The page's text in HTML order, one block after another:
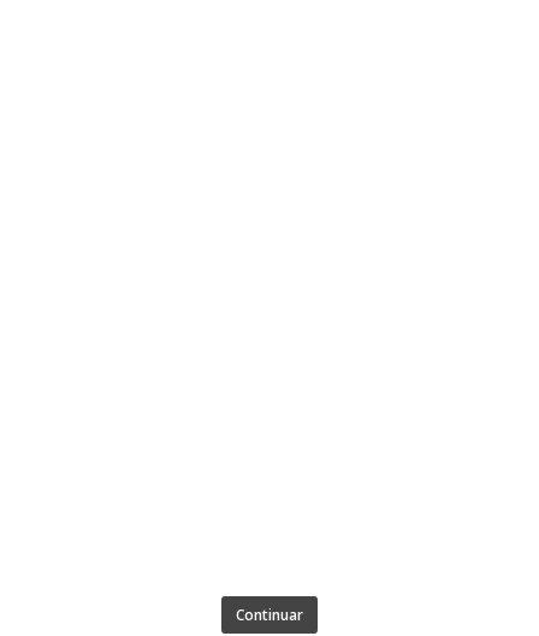
Continuar